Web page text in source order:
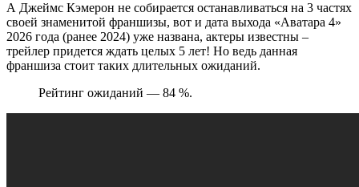
А Джеймс Кэмерон не собирается останавливаться на 3 частях
своей знаменитой франшизы, вот и дата выхода «Аватара 4»
2026 года (ранее 2024) уже названа, актеры известны –
трейлер придется ждать целых 5 лет! Но ведь данная
франшиза стоит таких длительных ожиданий.
Рейтинг ожиданий — 84 %.